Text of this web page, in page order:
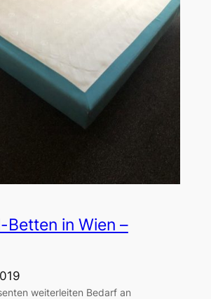
in Wien –
weiterleiten Bedarf an